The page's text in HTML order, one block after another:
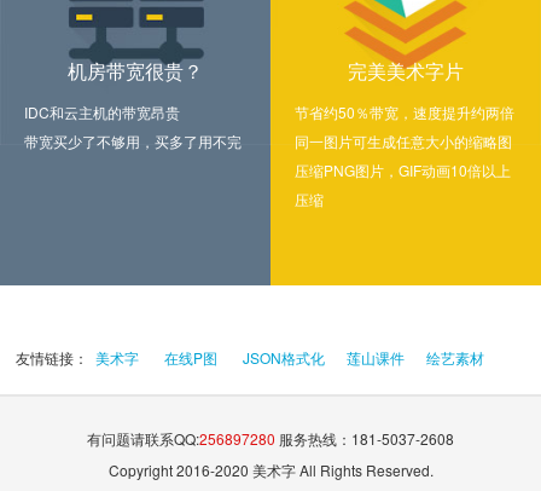
机房带宽很贵？
IDC和云主机的带宽昂贵
带宽买少了不够用，买多了用不完
完美美术字片
节省约50％带宽，速度提升约两倍
同一图片可生成任意大小的缩略图
压缩PNG图片，GIF动画10倍以上
压缩
友情链接：美术字 在线P图 JSON格式化 莲山课件 绘艺素材
有问题请联系QQ:256897280 服务热线：181-5037-2608
Copyright 2016-2020 美术字 All Rights Reserved.